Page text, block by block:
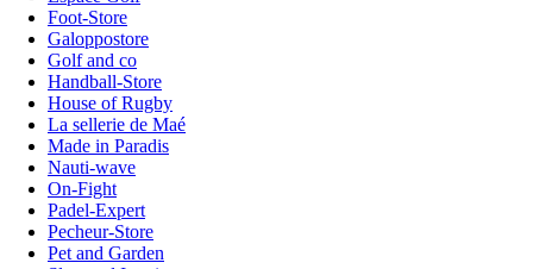
Foot-Store
Galoppostore
Golf and co
Handball-Store
House of Rugby
La sellerie de Maé
Made in Paradis
Nauti-wave
On-Fight
Padel-Expert
Pecheur-Store
Pet and Garden